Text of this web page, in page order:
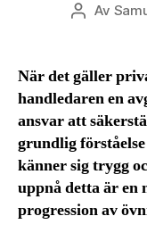
Av
När det gäller
handledaren en
ansvar att
grundlig
känner sig trygg
uppnå detta är en
progression av